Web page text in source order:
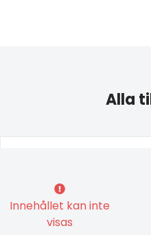
Alla
Innehållet kan inte
visas